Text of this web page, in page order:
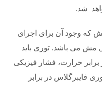
شد.
که وجود آن برای اجرای
می باشد. توری باید
حرارت، فشار فیزیکی
فایبرگلاس در برابر